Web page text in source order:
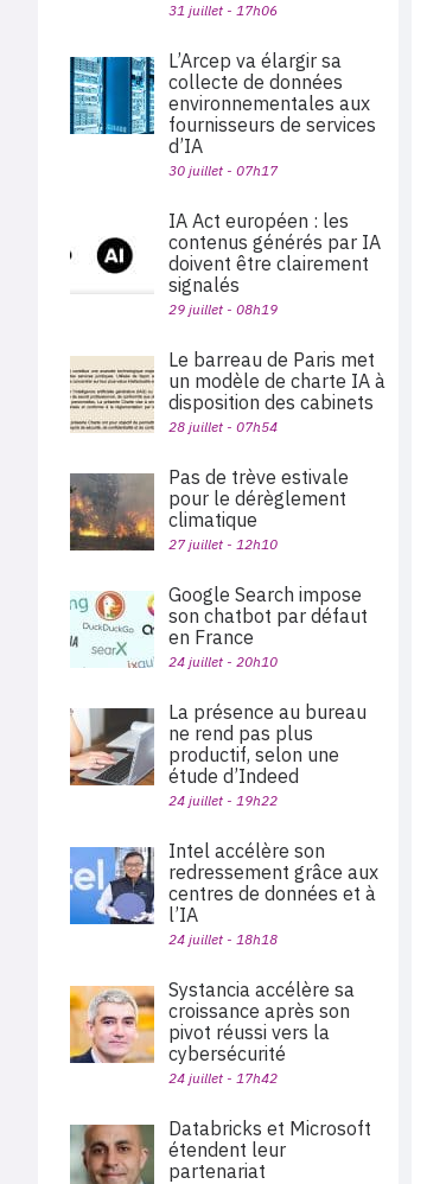
31 juillet - 17h06
L’Arcep va élargir sa
collecte de données
environnementales aux
fournisseurs de services
d’IA
30 juillet - 07h17
IA Act européen : les
contenus générés par IA
doivent être clairement
signalés
29 juillet - 08h19
Le barreau de Paris met
un modèle de charte IA à
disposition des cabinets
28 juillet - 07h54
Pas de trève estivale
pour le dérèglement
climatique
27 juillet - 12h10
Google Search impose
son chatbot par défaut
en France
24 juillet - 20h10
La présence au bureau
ne rend pas plus
productif, selon une
étude d’Indeed
24 juillet - 19h22
Intel accélère son
redressement grâce aux
centres de données et à
l’IA
24 juillet - 18h18
Systancia accélère sa
croissance après son
pivot réussi vers la
cybersécurité
24 juillet - 17h42
Databricks et Microsoft
étendent leur
partenariat